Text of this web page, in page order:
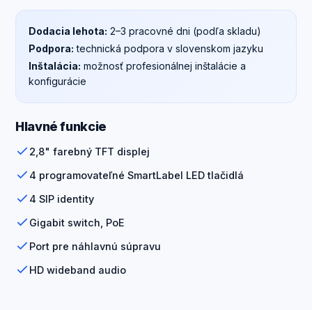
Dodacia lehota: 2–3 pracovné dni (podľa skladu)
Podpora: technická podpora v slovenskom jazyku
Inštalácia: možnosť profesionálnej inštalácie a
konfigurácie
Hlavné funkcie
2,8" farebný TFT displej
4 programovateľné SmartLabel LED tlačidlá
4 SIP identity
Gigabit switch, PoE
Port pre náhlavnú súpravu
HD wideband audio